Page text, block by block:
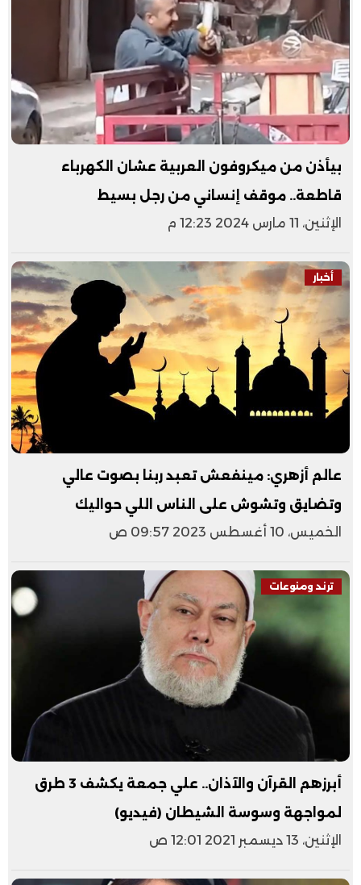
بيأذن من ميكروفون العربية عشان الكهرباء
قاطعة.. موقف إنساني من رجل بسيط
الإثنين، 11 مارس 2024 12:23 م
أخبار
عالم أزهري: مينفعش تعبد ربنا بصوت عالي
وتضايق وتشوش على الناس اللي حواليك
الخميس، 10 أغسطس 2023 09:57 ص
ترند ومنوعات
أبرزهم القرآن والآذان.. علي جمعة يكشف 3 طرق
لمواجهة وسوسة الشيطان (فيديو)
الإثنين، 13 ديسمبر 2021 12:01 ص